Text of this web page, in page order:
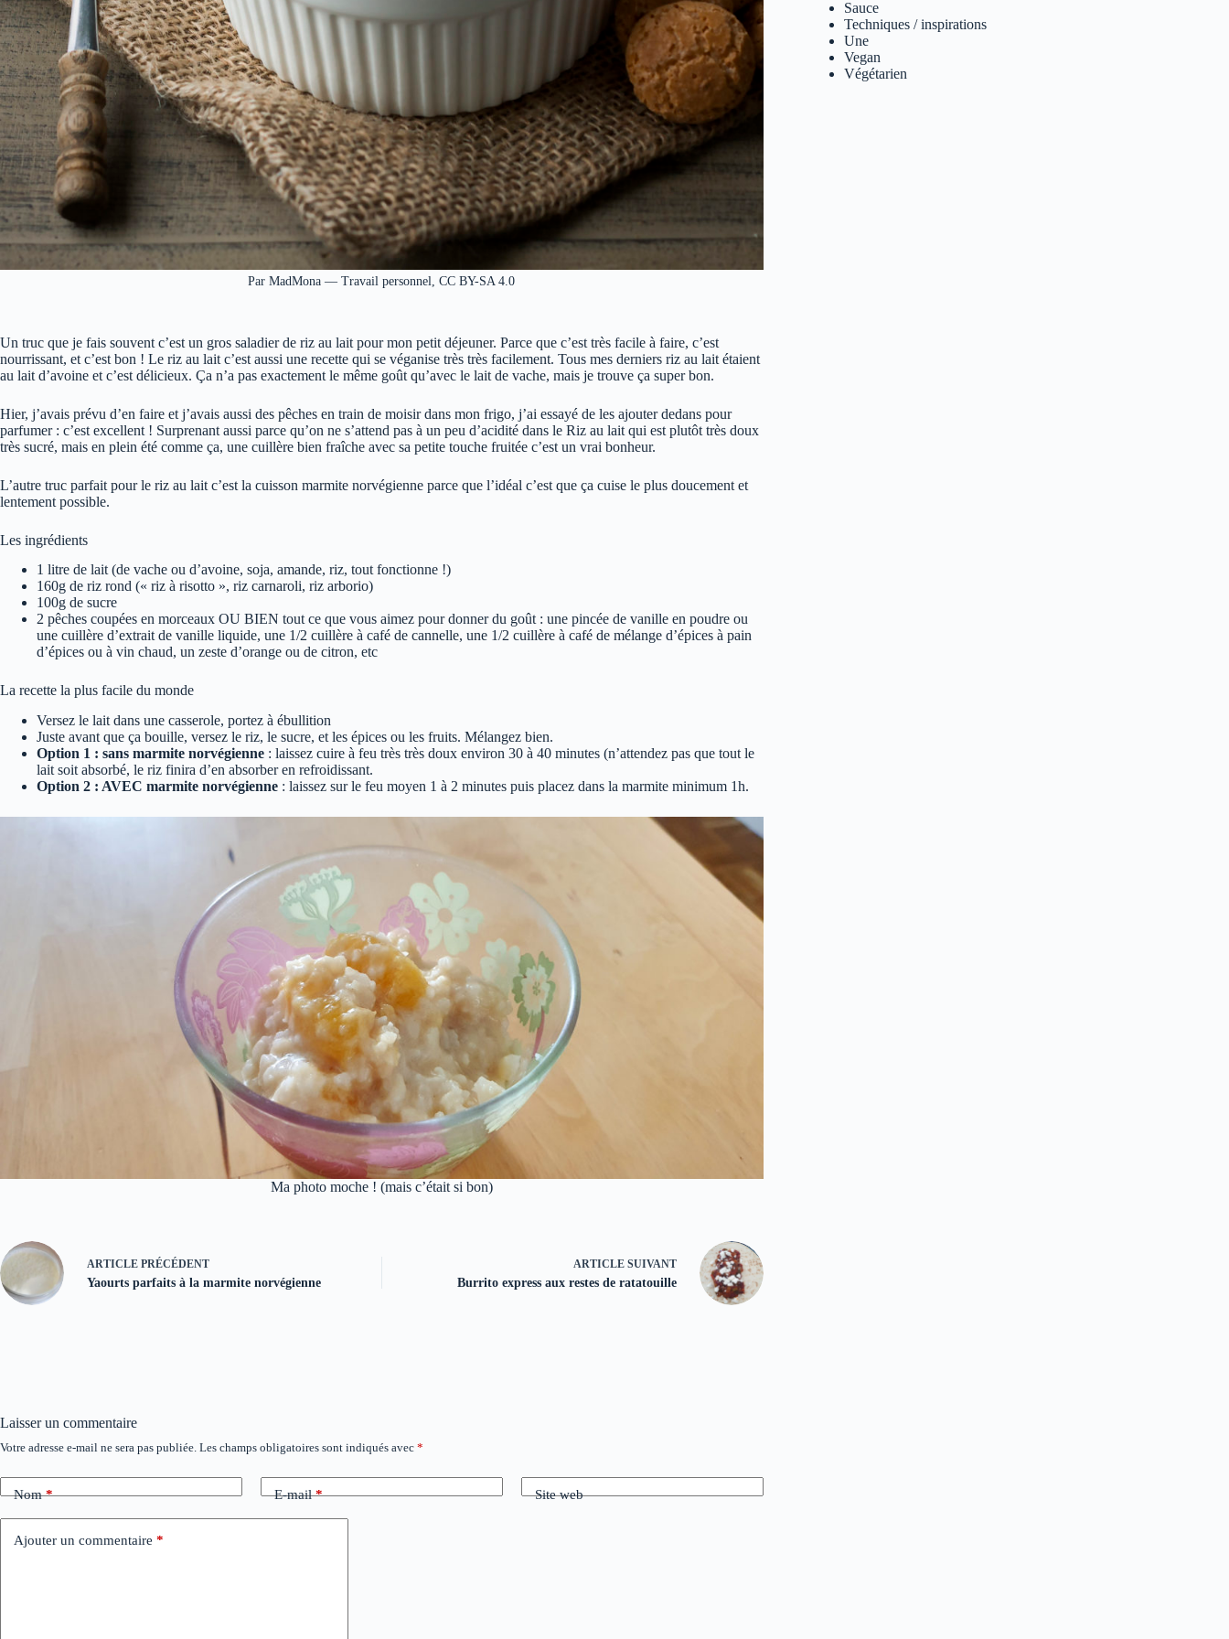
Par MadMona — Travail personnel, CC BY-SA 4.0
Un truc que je fais souvent c’est un gros saladier de riz au lait pour mon petit déjeuner. Parce que c’est très facile à faire, c’est
nourrissant, et c’est bon ! Le riz au lait c’est aussi une recette qui se véganise très très facilement. Tous mes derniers riz au lait étaient
au lait d’avoine et c’est délicieux. Ça n’a pas exactement le même goût qu’avec le lait de vache, mais je trouve ça super bon.
Hier, j’avais prévu d’en faire et j’avais aussi des pêches en train de moisir dans mon frigo, j’ai essayé de les ajouter dedans pour
parfumer : c’est excellent ! Surprenant aussi parce qu’on ne s’attend pas à un peu d’acidité dans le Riz au lait qui est plutôt très doux
très sucré, mais en plein été comme ça, une cuillère bien fraîche avec sa petite touche fruitée c’est un vrai bonheur.
L’autre truc parfait pour le riz au lait c’est la cuisson marmite norvégienne parce que l’idéal c’est que ça cuise le plus doucement et
lentement possible.
Les ingrédients
1 litre de lait (de vache ou d’avoine, soja, amande, riz, tout fonctionne !)
160g de riz rond (« riz à risotto », riz carnaroli, riz arborio)
100g de sucre
2 pêches coupées en morceaux OU BIEN tout ce que vous aimez pour donner du goût : une pincée de vanille en poudre ou
une cuillère d’extrait de vanille liquide, une 1/2 cuillère à café de cannelle, une 1/2 cuillère à café de mélange d’épices à pain
d’épices ou à vin chaud, un zeste d’orange ou de citron, etc
La recette la plus facile du monde
Versez le lait dans une casserole, portez à ébullition
Juste avant que ça bouille, versez le riz, le sucre, et les épices ou les fruits. Mélangez bien.
Option 1 : sans marmite norvégienne : laissez cuire à feu très très doux environ 30 à 40 minutes (n’attendez pas que tout le
lait soit absorbé, le riz finira d’en absorber en refroidissant.
Option 2 : AVEC marmite norvégienne : laissez sur le feu moyen 1 à 2 minutes puis placez dans la marmite minimum 1h.
Ma photo moche ! (mais c’était si bon)
ARTICLE PRÉCÉDENT
Yaourts parfaits à la marmite norvégienne
ARTICLESUIVANT
Burrito express aux restes de ratatouille
Sauce
Techniques / inspirations
Une
Vegan
Végétarien
Laisser un commentaire
Votre adresse e-mail ne sera pas publiée. Les champs obligatoires sont indiqués avec *
Nom* E-mail* Site web
Ajouter un commentaire *
A
t
e